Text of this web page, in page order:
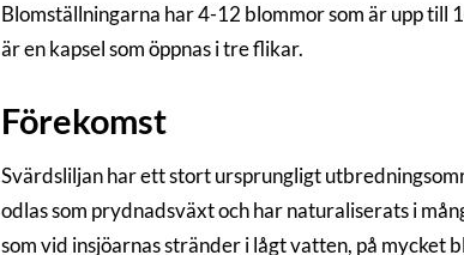
Blomställningarna har 4-12 blommor som är upp till
är en kapsel som öppnas i tre flikar.
Förekomst
Svärdsliljan har ett stort ursprungligt
odlas som prydnadsväxt och har naturaliserats i
som vid insjöarnas stränder i lågt vatten, på mycket